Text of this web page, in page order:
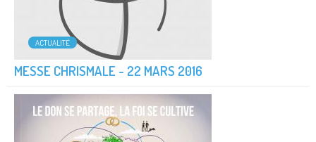
ACTUALITÉ
MESSE CHRISMALE - 22 MARS 2016